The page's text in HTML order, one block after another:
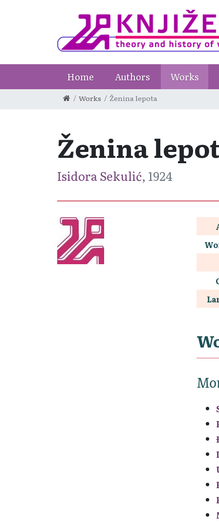
Home Authors Works
Works Ženina lepota
Ženina
Isidora Sekulić, 1924